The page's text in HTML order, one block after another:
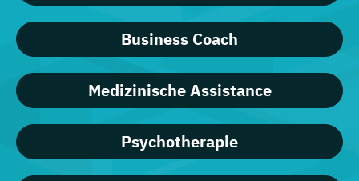
Business Coach
Medizinische Assistance
Psychotherapie